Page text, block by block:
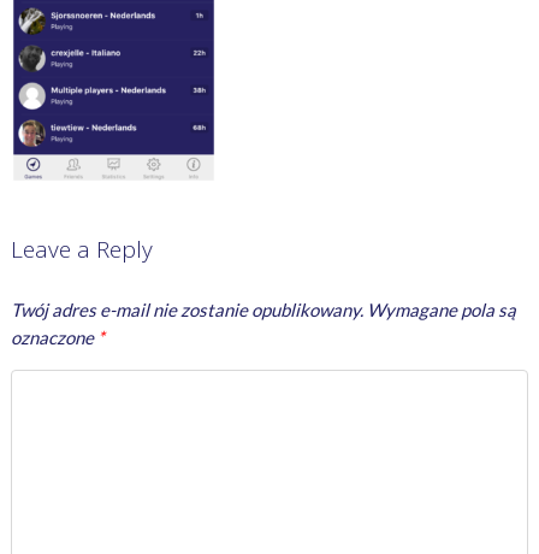
Leave a Reply
Twój adres e-mail nie zostanie opublikowany. Wymagane pola są
oznaczone *